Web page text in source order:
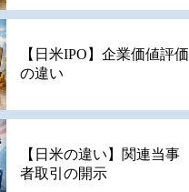
【日米IPO】企業価値評価
の違い
【日米の違い】関連当事
者取引の開示